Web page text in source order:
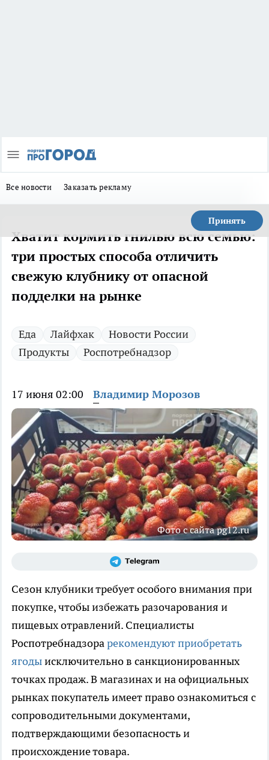
Все новости Заказать рекламу
Принять
Хватит кормить гнилью всю семью:
три простых способа отличить
свежую клубнику от опасной
подделки на рынке
Еда Лайфхак
Новости России
Продукты
Роспотребнадзор
17 июня 02:00 Владимир Морозов
Фото с сайта pg12.ru
Сезон клубники требует особого внимания при
покупке, чтобы избежать разочарования и
пищевых отравлений. Специалисты
Роспотребнадзорарекомендуют приобретать
ягодыисключительно в санкционированных
точках продаж. В магазинах и на официальных
рынках покупатель имеет право ознакомиться с
сопроводительными документами,
подтверждающими безопасность и
происхождение товара.